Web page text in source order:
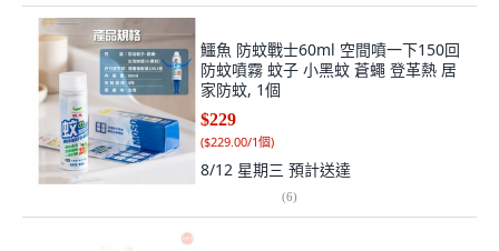
鱷魚 防蚊戰士60ml 空間噴一下150回
防蚊噴霧 蚊子 小黑蚊 蒼蠅 登革熱 居
家防蚊, 1個
$229
($229.00/1個)
8/12 星期三 預計送達
(6)